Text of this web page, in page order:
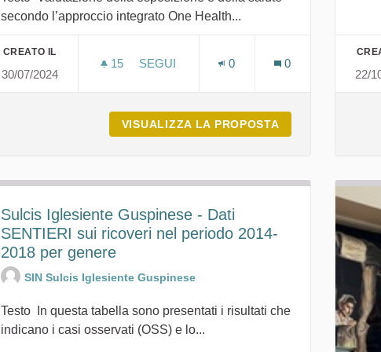
secondo l’approccio integrato One Health...
CREATO IL
30/07/2024
15 15 SOSTENITORI
SEGUI
VALUTAZIONE DELLA ESPOSIZIONE E
0 0
VISUALIZZA LA PROPOSTA VALUTAZIONE
22/
Sulcis Iglesiente Guspinese - Dati
SENTIERI sui ricoveri nel periodo 2014-
2018 per genere
SIN Sulcis Iglesiente Guspinese
Testo In questa tabella sono presentati i risultati che
indicano i casi osservati (OSS) e lo...